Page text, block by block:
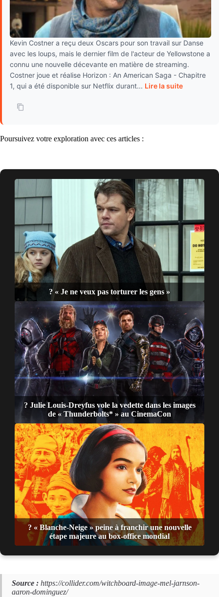
Kevin Costner a reçu deux Oscars pour son travail sur Danse
avec les loups, mais le dernier film de l'acteur de Yellowstone a
connu une nouvelle décevante en matière de streaming.
Costner joue et réalise Horizon : An American Saga - Chapitre
1, qui a été disponible sur Netflix durant... Lire la suite
Poursuivez votre exploration avec ces articles :
? « Je ne veux pas torturer les gens »
? Julie Louis-Dreyfus vole la vedette dans les images
de « Thunderbolts* » au CinemaCon
? « Blanche-Neige » peine à franchir une nouvelle
étape majeure au box-office mondial
Source : https://collider.com/witchboard-image-mel-jarnson-
aaron-dominguez/